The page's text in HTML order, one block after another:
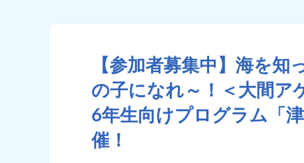
【参加者募集中】海を
の子になれ～！＜大間ア
6年生向けプログラム「
催！